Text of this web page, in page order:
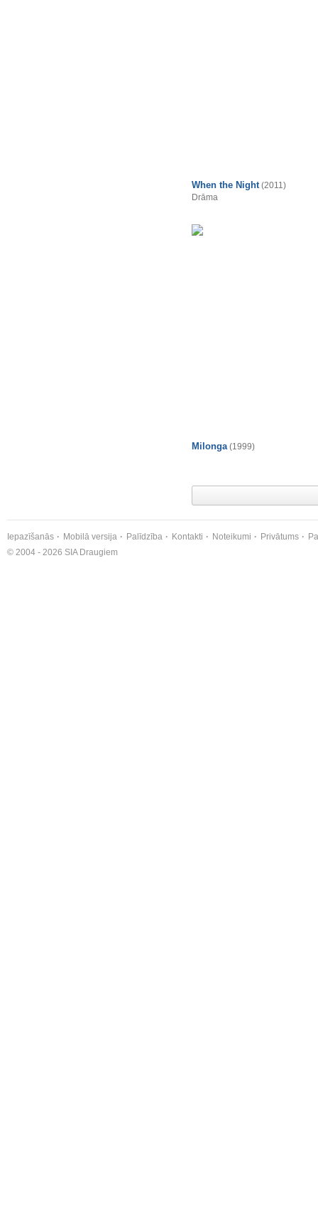
When the Night (2011)
Drāma
Milonga (1999)
Iepazīšanās Mobilā versija Palīdzība Kontakti Noteikumi Privātums
© 2004 - 2026 SIA Draugiem